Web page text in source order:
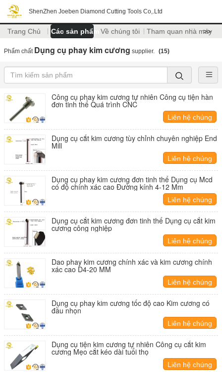
ShenZhen Joeben Diamond Cutting Tools Co,.Ltd
Trang Chủ Các sản phẩm Về chúng tôi Tham quan nhà máy
>>
Phẩm chất Dụng cụ phay kim cương supplier. (15)
Công cụ phay kim cương tự nhiên Công cụ tiện hàn
đơn tinh thể Quá trình CNC
Liên hệ chúng
tôi
Dụng cụ cắt kim cương tùy chỉnh chuyên nghiệp End
Mill
Liên hệ chúng
tôi
Dụng cụ phay kim cương đơn tinh thể Dụng cụ Mcd
có độ chính xác cao Đường kính 4-12 Mm
Liên hệ chúng
tôi
Dụng cụ cắt kim cương đơn tinh thể Dụng cụ cắt kim
cương công nghiệp
Liên hệ chúng
tôi
Dao phay kim cương chính xác và kim cương chính
xác cao D4-20 MM
Liên hệ chúng
tôi
Dụng cụ phay kim cương tốc độ cao Kim cương có
đầu nhọn
Liên hệ chúng
tôi
Dụng cụ tiện kim cương tự nhiên Công cụ cắt kim
cương Mẹo cắt kéo dài tuổi thọ
Liên hệ chúng